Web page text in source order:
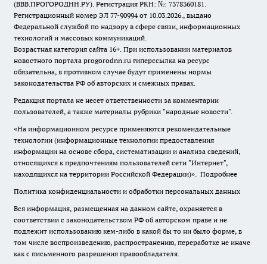
(ВВВ.ПРОГОРОДНН.РУ). Регистрация РКН: №: 7378360181.
Регистрационный номер ЭЛ 77-90994 от 10.03.2026., выдано
Федеральной службой по надзору в сфере связи, информационных
технологий и массовых коммуникаций.
Возрастная категория сайта 16+. При использовании материалов
новостного портала progorodnn.ru гиперссылка на ресурс
обязательна, в противном случае будут применены нормы
законодательства РФ об авторских и смежных правах.
Редакция портала не несет ответственности за комментарии
пользователей, а также материалы рубрики "народные новости".
«На информационном ресурсе применяются рекомендательные
технологии (информационные технологии предоставления
информации на основе сбора, систематизации и анализа сведений,
относящихся к предпочтениям пользователей сети "Интернет",
находящихся на территории Российской Федерации)». Подробнее
Политика конфиденциальности и обработки персональных данных
Вся информация, размещенная на данном сайте, охраняется в
соответствии с законодательством РФ об авторском праве и не
подлежит использованию кем-либо в какой бы то ни было форме, в
том числе воспроизведению, распространению, переработке не иначе
как с письменного разрешения правообладателя.